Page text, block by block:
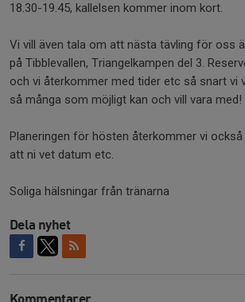
18.30-19.45, kallelsen kommer inom kort.
Vi vill även tala om att nästa tävling för oss
på Tibblevallen, Triangelkampen del 3.
och vi återkommer med tider etc så snart vi
så många som möjligt kan och vill vara med!
Planeringen för hösten återkommer vi
att ni vet datum etc.
Soliga hälsningar från tränarna
Dela nyhet
Kommentarer